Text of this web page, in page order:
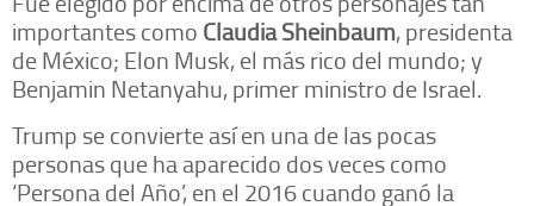
importantes como Claudia Sheinbaum, presidenta
de México; Elon Musk, el más rico del mundo; y
Benjamin Netanyahu, primer ministro de Israel.
Trump se convierte así en una de las pocas
personas que ha aparecido dos veces como
‘Persona del Año’, en el 2016 cuando ganó la